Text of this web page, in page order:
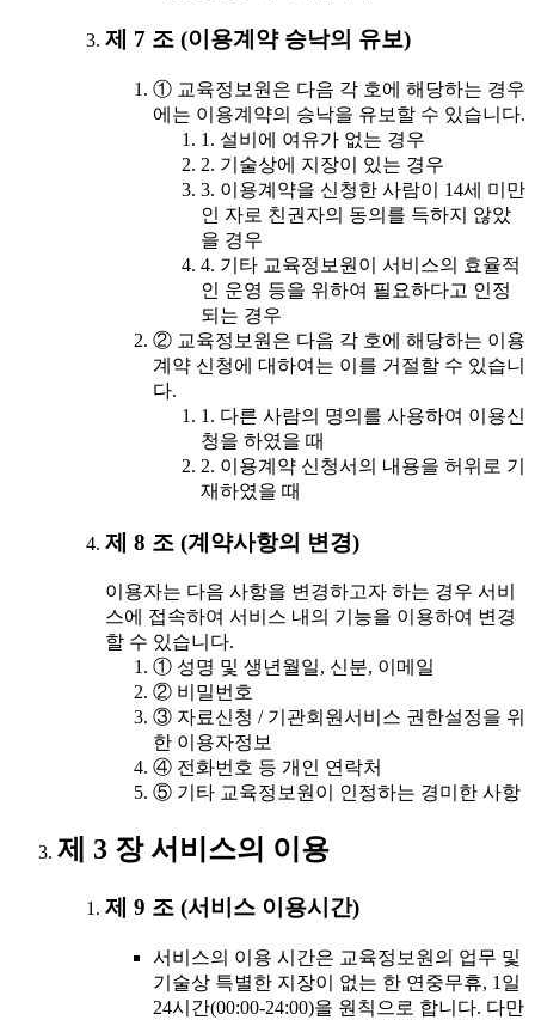
제 7 조 (이용계약 승낙의 유보)
① 교육정보원은 다음 각 호에 해당하는 경우
에는 이용계약의 승낙을 유보할 수 있습니다.
1. 설비에 여유가 없는 경우
2. 기술상에 지장이 있는 경우
3. 이용계약을 신청한 사람이 14세 미만
인 자로 친권자의 동의를 득하지 않았
을 경우
4. 기타 교육정보원이 서비스의 효율적
인 운영 등을 위하여 필요하다고 인정
되는 경우
② 교육정보원은 다음 각 호에 해당하는 이용
계약 신청에 대하여는 이를 거절할 수 있습니
다.
1. 다른 사람의 명의를 사용하여 이용신
청을 하였을 때
2. 이용계약 신청서의 내용을 허위로 기
재하였을 때
제 8 조 (계약사항의 변경)
이용자는 다음 사항을 변경하고자 하는 경우 서비
스에 접속하여 서비스 내의 기능을 이용하여 변경
할 수 있습니다.
① 성명 및 생년월일, 신분, 이메일
② 비밀번호
③ 자료신청 / 기관회원서비스 권한설정을 위
한 이용자정보
④ 전화번호 등 개인 연락처
⑤ 기타 교육정보원이 인정하는 경미한 사항
제 3 장 서비스의 이용
제 9 조 (서비스 이용시간)
서비스의 이용 시간은 교육정보원의 업무 및
기술상 특별한 지장이 없는 한 연중무휴, 1일
24시간(00:00-24:00)을 원칙으로 합니다. 다만